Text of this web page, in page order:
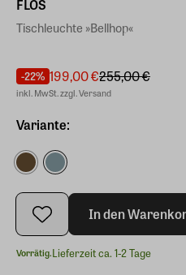
FLOS
Tischleuchte »Bellhop«
-22% 199,00 €255,00 €
inkl. MwSt. zzgl. Versand
Variante:
In den
Vorrätig.Lieferzeit ca. 1-2 Tage